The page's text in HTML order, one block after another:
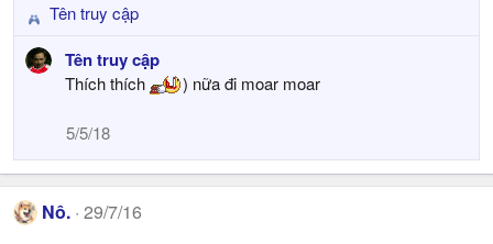
R
e
a
o
n
s
:
Tên truy cập
Tên truy cập
Thích thích ) nữa đi moar moar
5/5/18
Nô. 29/7/16